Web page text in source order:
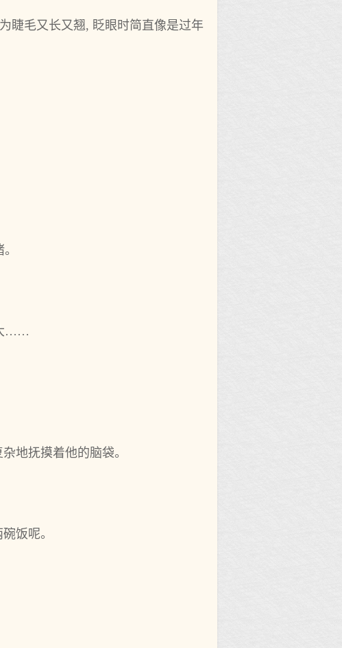
睫毛又长又翘, 眨眼时简直像是过年
……
地抚摸着他的脑袋。
饭呢。